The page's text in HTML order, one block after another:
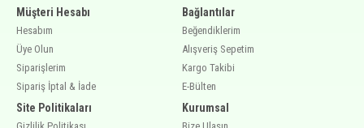
Müşteri Hesabı
Hesabım
Üye Olun
Siparişlerim
Sipariş İptal & İade
Site Politikaları
Bağlantılar
Beğendiklerim
Alışveriş Sepetim
Kargo Takibi
E-Bülten
Kurumsal